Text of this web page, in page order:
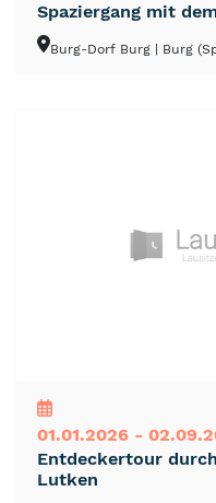
Spaziergang mit
Burg-Dorf Burg | Burg
01.01.2026 -
Entdeckertour
Lutken